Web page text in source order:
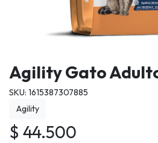
Agility Gato
SKU: 1615387307885
Agility
$ 44.500